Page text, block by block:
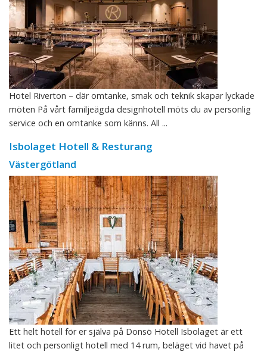
Hotel Riverton – där omtanke, smak och teknik skapar lyckade
möten På vårt familjeägda designhotell möts du av personlig
service och en omtanke som känns. All ...
Isbolaget Hotell & Resturang
Västergötland
Ett helt hotell för er själva på Donsö Hotell Isbolaget är ett
litet och personligt hotell med 14 rum, beläget vid havet på